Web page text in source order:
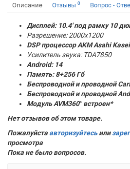
Описание Отзывы 0 Вопрос -
Дисплей: 10.4' под рамку 10
Разрешение: 2000x1200
DSP процессор AKM Asahi
Усилитель звука: TDA7850
Android: 14
Память:8+256 Гб
Беспроводной и проводной
Беспроводной и проводной
Модуль AVM360° встроен*
Нет отзывов об этом товаре.
Пожалуйста авторизуйтесьили
просмотра
Пока не было вопросов.